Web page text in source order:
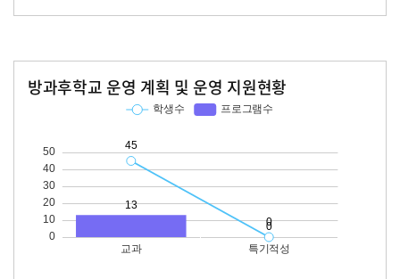
방과후학교 운영 계획 및 운영 지원현황